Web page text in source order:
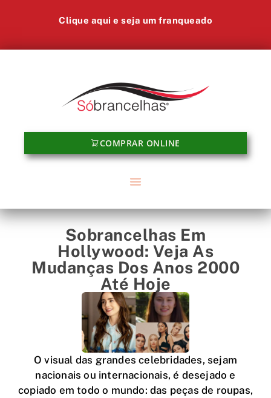
Clique aqui e seja um franqueado
COMPRAR ONLINE
Sobrancelhas Em
Hollywood: Veja As
Mudanças Dos Anos 2000
Até Hoje
O visual das grandes celebridades, sejam
nacionais ou internacionais, é desejado e
copiado em todo o mundo: das peças de roupas,